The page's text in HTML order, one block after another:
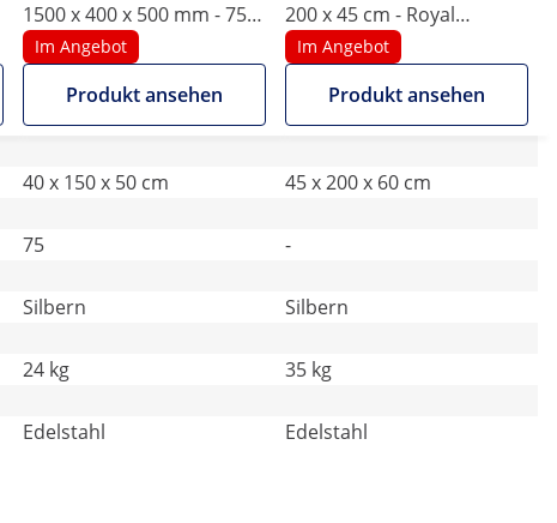
1500 x 400 x 500 mm - 75
kg Tragkraft pro Fach -
Royal Catering
Im Angebot
Produkt ansehen
200 x 45 cm - Royal
Catering - 30 kg
Im Angebot
Produkt ansehen
40 x 150 x 50 cm
45 x 200 x 60 cm
75
-
Silbern
Silbern
24 kg
35 kg
Edelstahl
Edelstahl